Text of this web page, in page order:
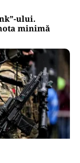
ului.
minimă